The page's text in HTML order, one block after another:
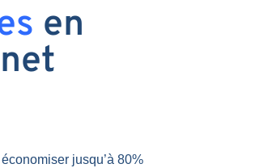
en
jusqu’à 80%